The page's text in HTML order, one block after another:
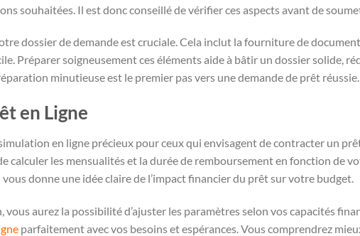
souhaitées. Il est donc conseillé de vérifier ces aspects avant de
dossier de demande est cruciale. Cela inclut la fourniture de
Préparer soigneusement ces éléments aide à bâtir un dossier solide,
minutieuse est le premier pas vers une demande de prêt réussie.
en Ligne
en ligne précieux pour ceux qui envisagent de contracter un
calculer les mensualités et la durée de remboursement en fonction de
donne une idée claire de l’impact financier du prêt sur votre budget.
aurez la possibilité d’ajuster les paramètres selon vos capacités
parfaitement avec vos besoins et espérances. Vous comprendrez